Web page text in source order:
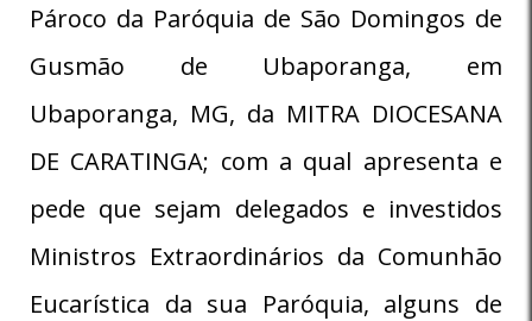
Pároco da Paróquia de São Domingos de
Gusmão de Ubaporanga, em
Ubaporanga, MG, da MITRA DIOCESANA
DE CARATINGA; com a qual apresenta e
pede que sejam delegados e investidos
Ministros Extraordinários da Comunhão
Eucarística da sua Paróquia, alguns de